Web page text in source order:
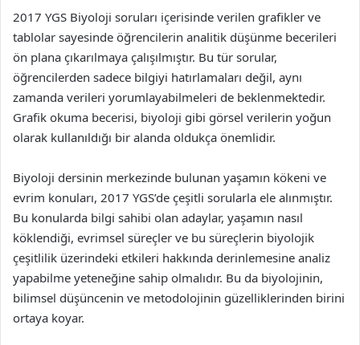
2017 YGS Biyoloji soruları içerisinde verilen grafikler ve
tablolar sayesinde öğrencilerin analitik düşünme becerileri
ön plana çıkarılmaya çalışılmıştır. Bu tür sorular,
öğrencilerden sadece bilgiyi hatırlamaları değil, aynı
zamanda verileri yorumlayabilmeleri de beklenmektedir.
Grafik okuma becerisi, biyoloji gibi görsel verilerin yoğun
olarak kullanıldığı bir alanda oldukça önemlidir.
Biyoloji dersinin merkezinde bulunan yaşamın kökeni ve
evrim konuları, 2017 YGS’de çeşitli sorularla ele alınmıştır.
Bu konularda bilgi sahibi olan adaylar, yaşamın nasıl
köklendiği, evrimsel süreçler ve bu süreçlerin biyolojik
çeşitlilik üzerindeki etkileri hakkında derinlemesine analiz
yapabilme yeteneğine sahip olmalıdır. Bu da biyolojinin,
bilimsel düşüncenin ve metodolojinin güzelliklerinden birini
ortaya koyar.